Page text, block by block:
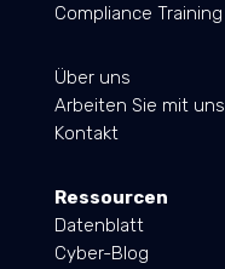
Compliance Training
Über uns
Arbeiten Sie mit uns
Kontakt
Ressourcen
Datenblatt
Cyber-Blog